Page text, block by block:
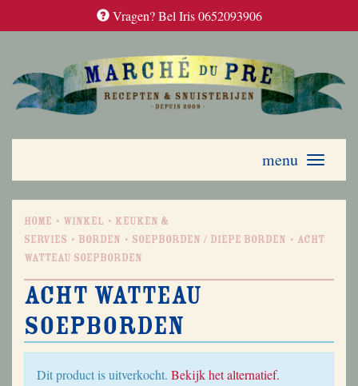
Vragen? Bel Iris 0652093906
Toggle
menu
Home Winkel
Keuken &
Servies
Borden Soepborden / diepe borden
Acht
Watteau soepborden
Acht Watteau
soepborden
Dit product is uitverkocht. Bekijk het alternatief.